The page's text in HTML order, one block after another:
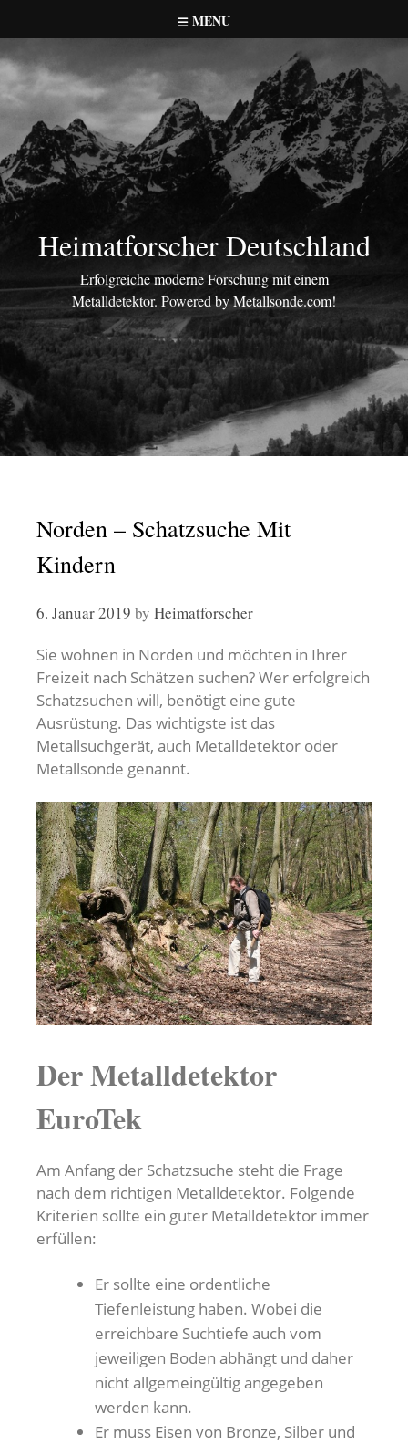
to
content
MENU
Heimatforscher Deutschland
Erfolgreiche moderne Forschung mit einem
Metalldetektor. Powered by Metallsonde.com!
Norden – Schatzsuche Mit
Kindern
6. Januar 2019 by Heimatforscher
Sie wohnen in Norden und möchten in Ihrer
Freizeit nach Schätzen suchen? Wer erfolgreich
Schatzsuchen will, benötigt eine gute
Ausrüstung. Das wichtigste ist das
Metallsuchgerät, auch Metalldetektor oder
Metallsonde genannt.
Der Metalldetektor
EuroTek
Am Anfang der Schatzsuche steht die Frage
nach dem richtigen Metalldetektor. Folgende
Kriterien sollte ein guter Metalldetektor immer
erfüllen:
Er sollte eine ordentliche
Tiefenleistung haben. Wobei die
erreichbare Suchtiefe auch vom
jeweiligen Boden abhängt und daher
nicht allgemeingültig angegeben
werden kann.
Er muss Eisen von Bronze, Silber und